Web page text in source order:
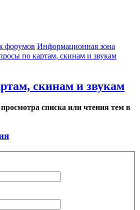
форумов Информационная зона
по картам, скинам и звукам
скинам и звукам
списка или чтения тем в